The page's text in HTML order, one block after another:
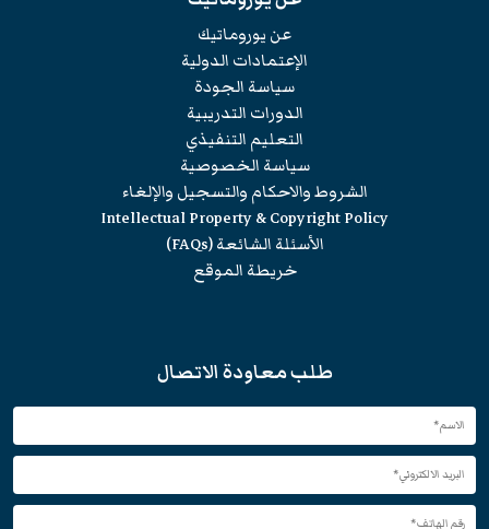
عن يوروماتيك
الإعتمادات الدولية
سياسة الجودة
الدورات التدريبية
التعليم التنفيذي
سياسة الخصوصية
الشروط والاحكام والتسجيل والإلغاء
Intellectual Property & Copyright Policy
الأسئلة الشائعة (FAQs)
خريطة الموقع
طلب معاودة الاتصال